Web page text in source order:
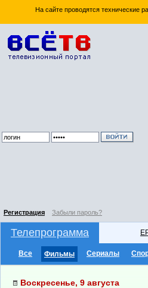
На сайте проводятся технические
Регистрация Забыли пароль?
Телепрограмма
Все Фильмы Сериалы
Воскресенье, 9 августа